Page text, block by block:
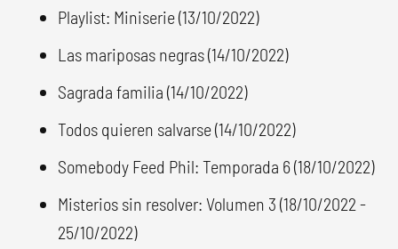
Playlist: Miniserie (13/10/2022)
Las mariposas negras (14/10/2022)
Sagrada familia (14/10/2022)
Todos quieren salvarse (14/10/2022)
Somebody Feed Phil: Temporada 6 (18/10/2022)
Misterios sin resolver: Volumen 3 (18/10/2022 -
25/10/2022)